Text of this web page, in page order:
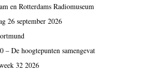
en Rotterdams Radiomuseum
26 september 2026
– De hoogtepunten samengevat
32 2026